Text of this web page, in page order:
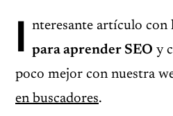
I nteresante artículo con
para aprender SEO y
poco mejor con nuestra
en buscadores.